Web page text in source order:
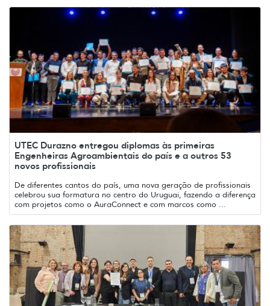
UTEC Durazno entregou diplomas às primeiras
Engenheiras Agroambientais do país e a outros 53
novos profissionais
De diferentes cantos do país, uma nova geração de profissionais
celebrou sua formatura no centro do Uruguai, fazendo a diferença
com projetos como o AuraConnect e com marcos como ...